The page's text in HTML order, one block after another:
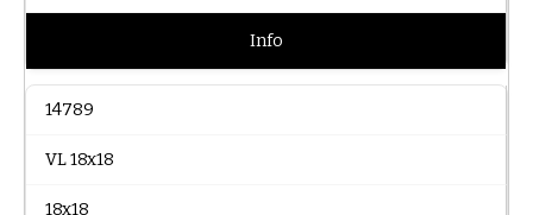
Info
14789
VL 18x18
18x18